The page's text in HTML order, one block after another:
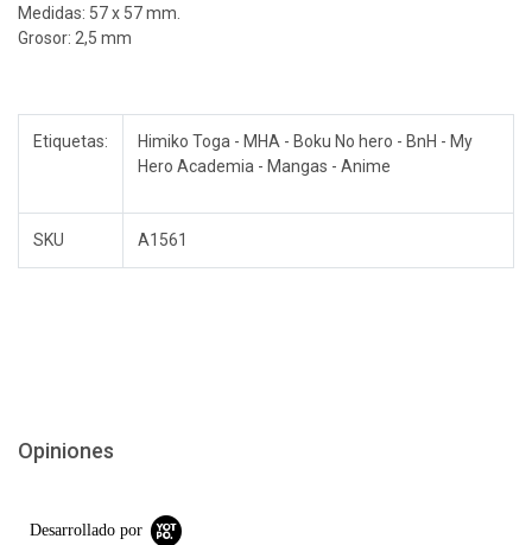
Medidas: 57 x 57 mm.
Grosor: 2,5 mm
Etiquetas:
Himiko Toga - MHA - Boku No hero - BnH - My
Hero Academia - Mangas - Anime
SKU A1561
Opiniones
Desarrollado por